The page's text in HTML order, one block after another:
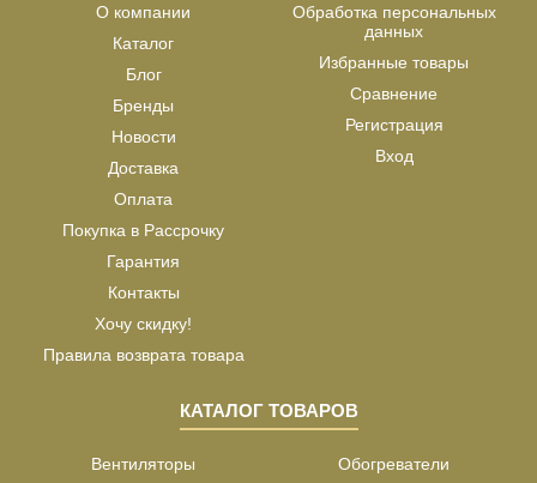
О компании
Каталог
Блог
Бренды
Новости
Доставка
Оплата
Покупка в Рассрочку
Гарантия
Контакты
Хочу скидку!
Правила возврата товара
Обработка персональных
данных
Избранные товары
Сравнение
Регистрация
Вход
КАТАЛОГ ТОВАРОВ
Вентиляторы
Обогреватели